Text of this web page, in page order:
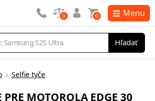
Hľadať
0 0 Menu
Selfie tyče
PRE MOTOROLA EDGE 30